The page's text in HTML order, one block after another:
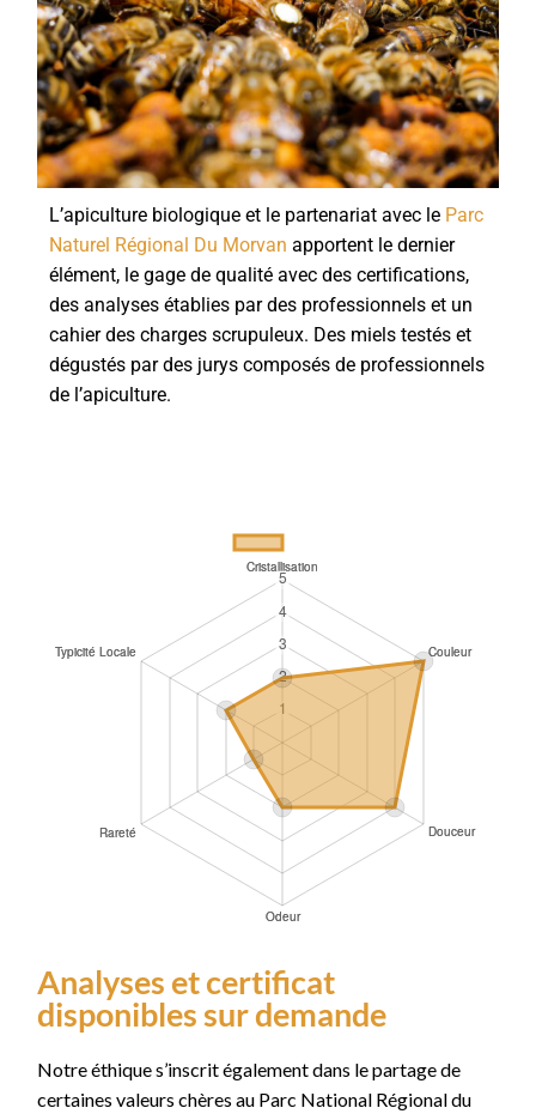
L’apiculture biologique et le partenariat avec le Parc
Naturel Régional Du Morvan apportent le dernier
élément, le gage de qualité avec des certifications,
des analyses établies par des professionnels et un
cahier des charges scrupuleux. Des miels testés et
dégustés par des jurys composés de professionnels
de l’apiculture.
Analyses et certificat
disponibles sur demande
Notre éthique s’inscrit également dans le partage de
certaines valeurs chères au Parc National Régional du